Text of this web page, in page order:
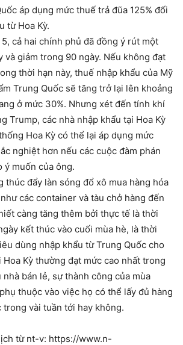
áp dụng mức thuế trả đũa 125% đối
từ Hoa Kỳ.
5, cả hai chính phủ đã đồng ý rút một
và giảm trong 90 ngày. Nếu không đạt
thời hạn này, thuế nhập khẩu của Mỹ
Trung Quốc sẽ tăng trở lại lên khoảng
ở mức 30%. Nhưng xét đến tính khí
Trump, các nhà nhập khẩu tại Hoa Kỳ
Hoa Kỳ có thể lại áp dụng mức
nghiệt hơn nếu các cuộc đàm phán
ý muốn của ông.
thúc đẩy làn sóng đổ xô mua hàng hóa
các container và tàu chở hàng đến
càng tăng thêm bởi thực tế là thời
kết thúc vào cuối mùa hè, là thời
dùng nhập khẩu từ Trung Quốc cho
Hoa Kỳ thường đạt mức cao nhất trong
bán lẻ, sự thành công của mùa
thuộc vào việc họ có thể lấy đủ hàng
trong vài tuần tới hay không.
từ nt-v: https://www.n-